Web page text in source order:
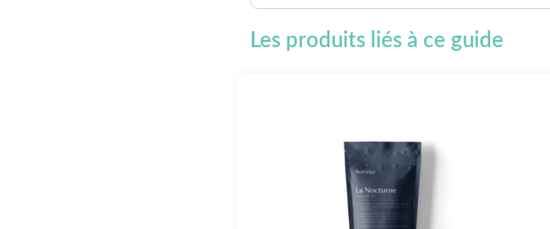
Les produits liés à ce guide